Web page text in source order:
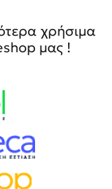
χρήσιμα
μας !